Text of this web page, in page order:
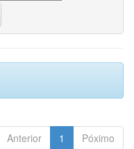
Anterior 1 Póximo